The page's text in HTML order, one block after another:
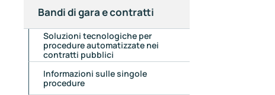
Bandi di gara e contratti
Soluzioni tecnologiche per
procedure automatizzate nei
contratti pubblici
Informazioni sulle singole
procedure